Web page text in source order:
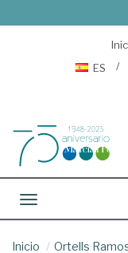
ES
Toggle navigation
Inicio Ortells